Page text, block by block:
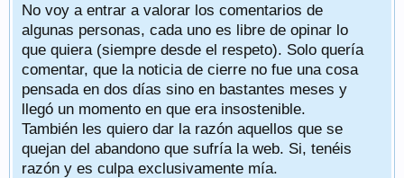
No voy a entrar a valorar los comentarios de
algunas personas, cada uno es libre de opinar lo
que quiera (siempre desde el respeto). Solo quería
comentar, que la noticia de cierre no fue una cosa
pensada en dos días sino en bastantes meses y
llegó un momento en que era insostenible.
También les quiero dar la razón aquellos que se
quejan del abandono que sufría la web. Si, tenéis
razón y es culpa exclusivamente mía.